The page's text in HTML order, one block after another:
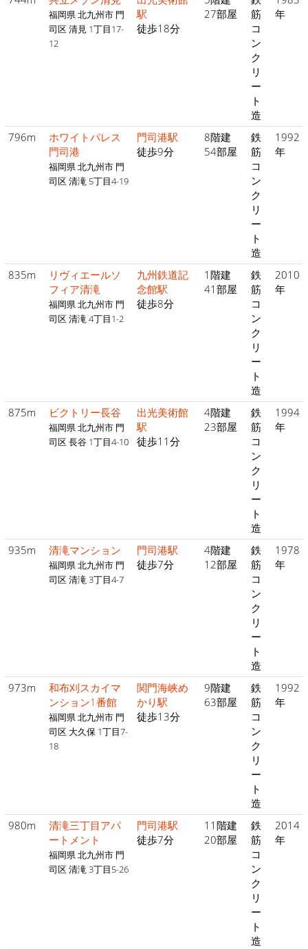
福岡県 北九州市 門
司区 清見 1丁目17-
12
駅
徒歩18分
27部屋
筋
コ
ン
ク
リ
ー
ト
造
年
796m
ホワイトパレス
門司港
福岡県 北九州市 門
司区 清滝 5丁目4-19
門司港駅
徒歩9分
8階建
54部屋
鉄
筋
コ
ン
ク
リ
ー
ト
造
1992
年
835m
リヴィエールソ
フィア清滝
福岡県 北九州市 門
司区 清滝 4丁目1-2
九州鉄道記
念館駅
徒歩8分
1階建
41部屋
鉄
筋
コ
ン
ク
リ
ー
ト
造
2010
年
875m ビクトリー長谷
福岡県 北九州市 門
司区 長谷 1丁目4-10
出光美術館
駅
徒歩11分
4階建
23部屋
鉄
筋
コ
ン
ク
リ
ー
ト
造
1994
年
935m 清滝マンション
福岡県 北九州市 門
司区 清滝 3丁目4-7
門司港駅
徒歩7分
4階建
12部屋
鉄
筋
コ
ン
ク
リ
ー
ト
造
1978
年
973m
和布刈スカイマ
ンション1番館
福岡県 北九州市 門
司区 大久保 1丁目7-
18
関門海峡め
かり駅
徒歩13分
9階建
63部屋
鉄
筋
コ
ン
ク
リ
ー
ト
造
1992
年
980m
清滝三丁目アパ
ートメント
福岡県 北九州市 門
司区 清滝 3丁目5-26
門司港駅
徒歩7分
11階建
20部屋
鉄
筋
コ
ン
ク
リ
ー
ト
造
2014
年